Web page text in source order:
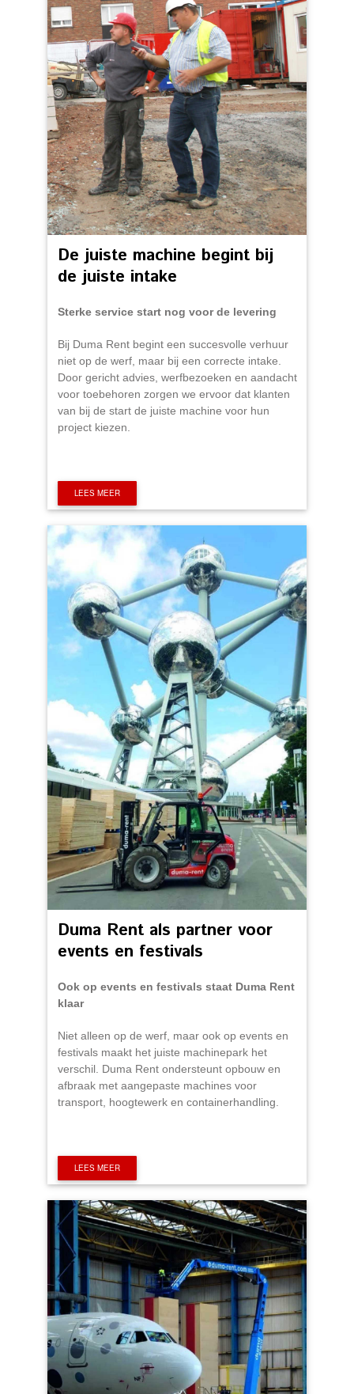
De juiste machine begint bij
de juiste intake
Sterke service start nog voor de levering
Bij Duma Rent begint een succesvolle verhuur
niet op de werf, maar bij een correcte intake.
Door gericht advies, werfbezoeken en aandacht
voor toebehoren zorgen we ervoor dat klanten
van bij de start de juiste machine voor hun
project kiezen.
LEES MEER
Duma Rent als partner voor
events en festivals
Ook op events en festivals staat Duma Rent
klaar
Niet alleen op de werf, maar ook op events en
festivals maakt het juiste machinepark het
verschil. Duma Rent ondersteunt opbouw en
afbraak met aangepaste machines voor
transport, hoogtewerk en containerhandling.
LEES MEER